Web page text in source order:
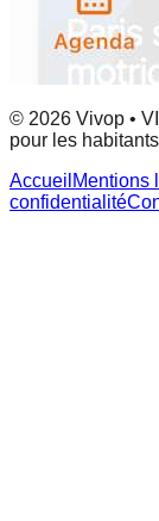
© 2026 Vivop •
pour les
Accueil Mentions
confidentialité